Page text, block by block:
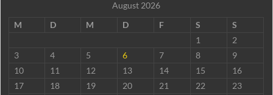
August 2026
M
D M D F S
S
1
2
3
4 5 6 7 8
9
10
11 12 13 14 15
16
17
18 19 20 21 22
23